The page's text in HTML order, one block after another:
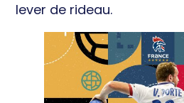
lever de rideau.